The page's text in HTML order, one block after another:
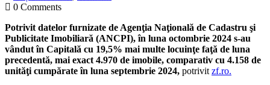
0 Comments
Potrivit datelor furnizate de Agenţia Naţională de Cadastru şi
Publicitate Imobiliară (ANCPI), în luna octombrie 2024 s-au
vândut în Capitală cu 19,5% mai multe locuinţe faţă de luna
precedentă, mai exact 4.970 de imobile, comparativ cu 4.158 de
unităţi cumpărate în luna septembrie 2024, potrivit zf.ro.